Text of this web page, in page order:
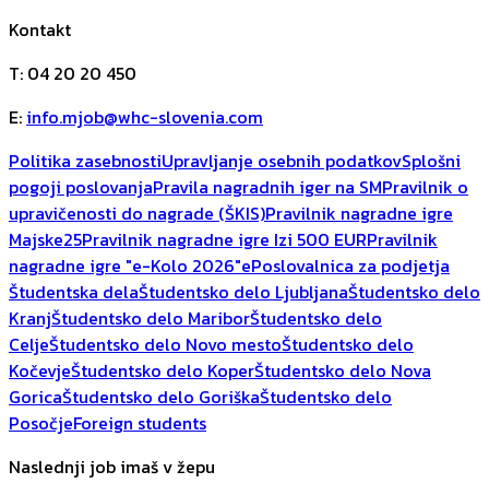
Kontakt
T: 04 20 20 450
E: info.mjob@whc-slovenia.com
Politika zasebnostiUpravljanje osebnih podatkovSplošni
pogoji poslovanjaPravila nagradnih iger na SMPravilnik o
upravičenosti do nagrade (ŠKIS)Pravilnik nagradne igre
Majske25Pravilnik nagradne igre Izi 500 EURPravilnik
nagradne igre "e-Kolo 2026"ePoslovalnica za podjetja
Študentska delaŠtudentsko delo LjubljanaŠtudentsko delo
KranjŠtudentsko delo MariborŠtudentsko delo
CeljeŠtudentsko delo Novo mestoŠtudentsko delo
KočevjeŠtudentsko delo KoperŠtudentsko delo Nova
GoricaŠtudentsko delo GoriškaŠtudentsko delo
PosočjeForeign students
Naslednji job imaš v žepu